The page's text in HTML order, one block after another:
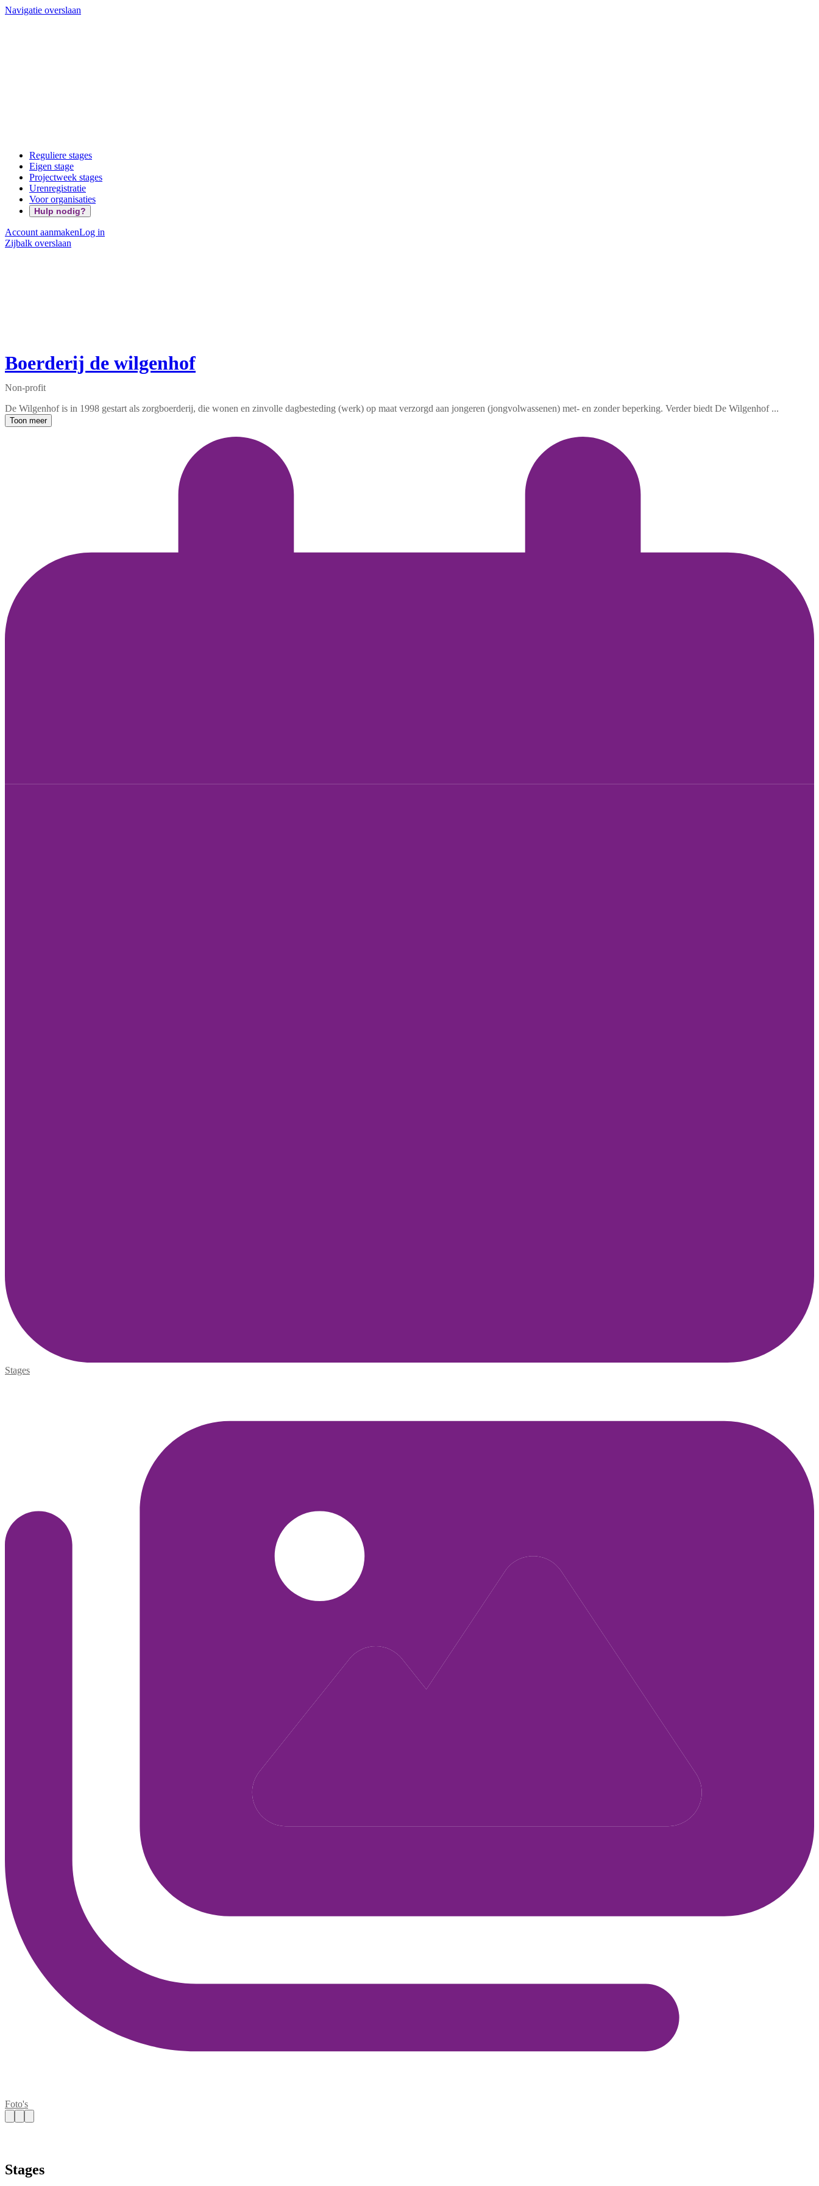
Navigatie overslaan
Reguliere stages
Eigen stage
Projectweek stages
Urenregistratie
Voor organisaties
Hulp nodig?
Account aanmakenLog in
Zijbalk overslaan
Boerderij de wilgenhof
Non-profit
De Wilgenhof is in 1998 gestart als zorgboerderij, die wonen en zinvolle dagbesteding (werk) op maat verzorgd aan jongeren (jongvolwassenen) met- en zonder beperking. Verder biedt De Wilgenhof ...
Toon meer
Stages
Foto's
Stages